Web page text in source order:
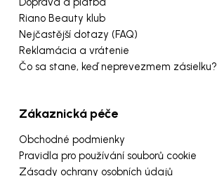
Riano Beauty klub
Nejčastější dotazy (FAQ)
Reklamácia a vrátenie
Čo sa stane, keď neprevezmem zásielku?
Zákaznická péče
Obchodné podmienky
Pravidla pro používání souborů cookie
Zásady ochrany osobních údajů